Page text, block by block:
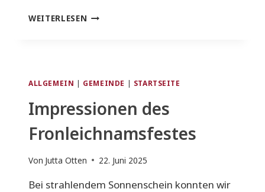
WEITERLESEN ANMELDUNG
ALLGEMEIN | GEMEINDE | STARTSEITE
Impressionen des
Fronleichnamsfestes
Von Jutta Otten 22. Juni 2025
Bei strahlendem Sonnenschein konnten wir